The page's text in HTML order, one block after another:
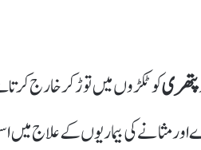
پتھریکو ٹکڑوں میں توڑ کر خارج
مثانے کی بیماریوں کے علاج میں